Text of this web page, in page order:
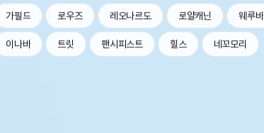
가필드 로우즈 레오나르도 로얄캐닌 웨루바
이나바 트릿 팬시피스트 힐스 네꼬모리